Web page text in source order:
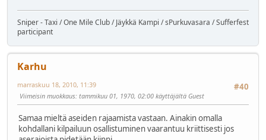
Sniper - Taxi / One Mile Club / Jäykkä Kampi / sPurkuvasara / Sufferfest
participant
Karhu
#40
marraskuu 18, 2010, 11:39
Viimeisin muokkaus: tammikuu 01, 1970, 02:00 käyttäjältä Guest
Samaa mieltä aseiden rajaamista vastaan. Ainakin omalla
kohdallani kilpailuun osallistuminen vaarantuu kriittisesti jos